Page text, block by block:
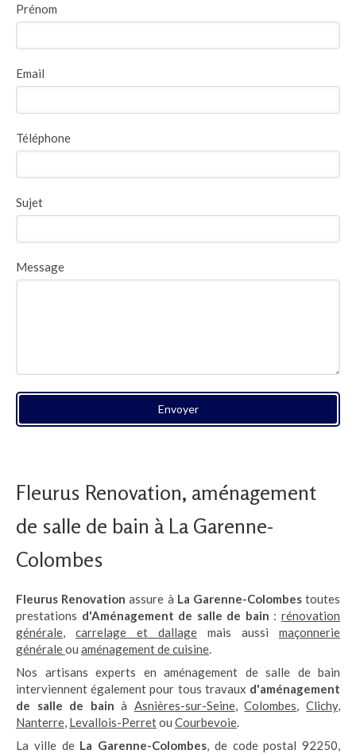
Prénom
Email
Téléphone
Sujet
Message
Envoyer
Fleurus Renovation, aménagement
de salle de bain à La Garenne-
Colombes
Fleurus Renovation assure à La Garenne-Colombestoutes
prestations d'Aménagement de salle de bain :rénovation
générale, carrelage et dallage mais aussi maçonnerie
généraleou aménagement de cuisine.
Nos artisans experts en aménagement de salle de bain
interviennent également pour tous travaux d'aménagement
de salle de bain à Asnières-sur-Seine,Colombes,Clichy,
Nanterre, Levallois-Perretou Courbevoie.
La ville de La Garenne-Colombes, de code postal 92250,